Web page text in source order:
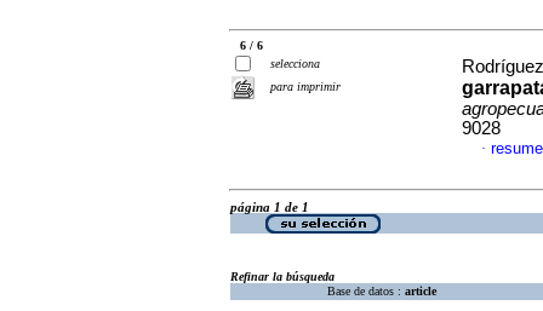
6 / 6
selecciona
para imprimir
9028
·
página 1 de 1
Refinar la búsqueda
Base de datos : article